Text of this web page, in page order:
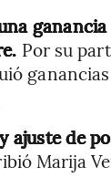
Por su
ajuste de
Marija